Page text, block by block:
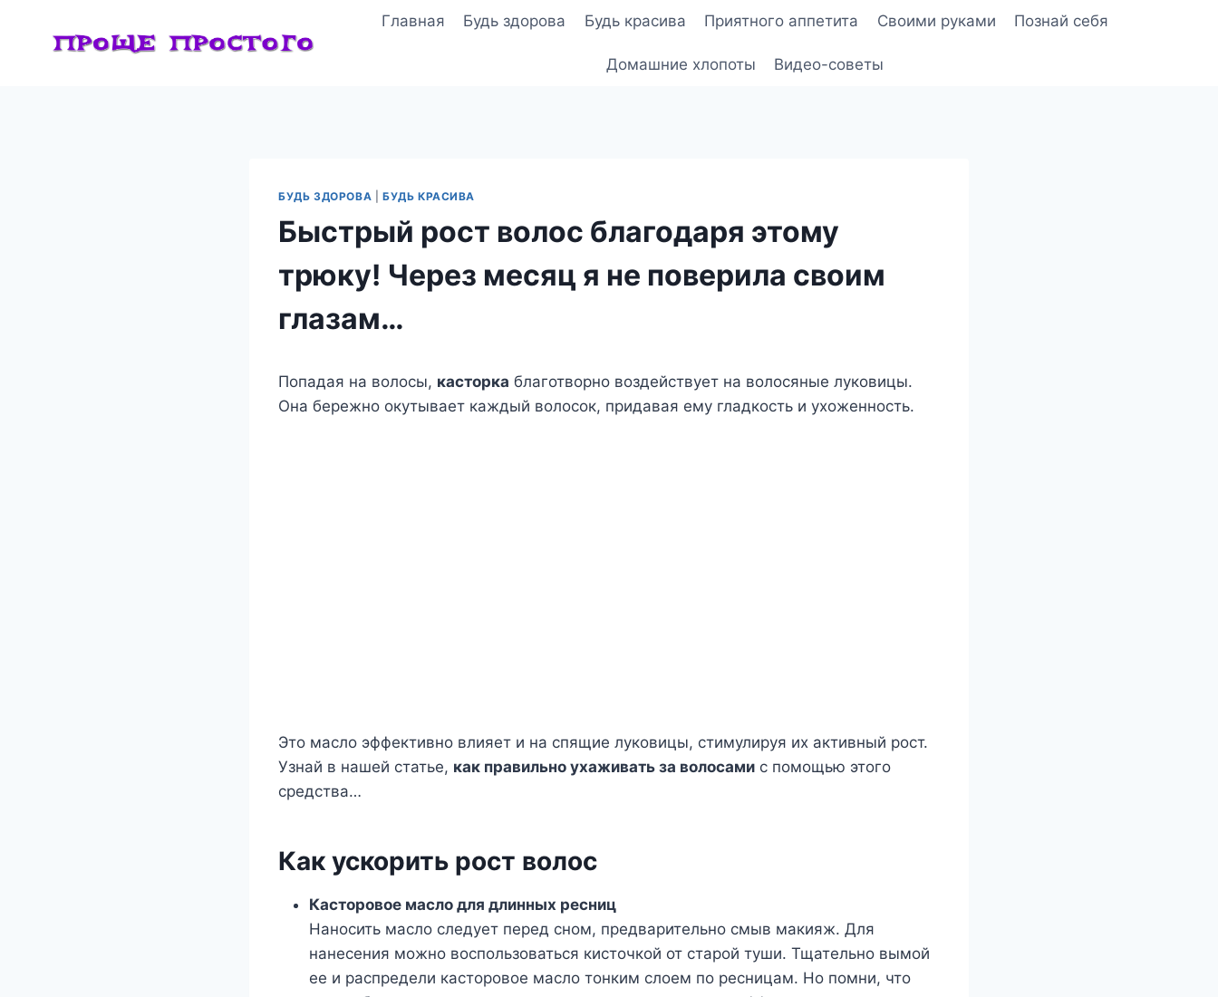
Главная Будь здорова Будь красива Приятного аппетита Своими руками Познай себя
Домашние хлопоты Видео-советы
БУДЬ ЗДОРОВА БУДЬ КРАСИВА
Быстрый рост волос благодаря этому
трюку! Через месяц я не поверила своим
глазам…
Попадая на волосы, касторка благотворно воздействует на волосяные луковицы.
Она бережно окутывает каждый волосок, придавая ему гладкость и ухоженность.
Это масло эффективно влияет и на спящие луковицы, стимулируя их активный рост.
Узнай в нашей статье, как правильно ухаживать за волосами с помощью этого
средства…
Как ускорить рост волос
Касторовое масло для длинных ресниц
Наносить масло следует перед сном, предварительно смыв макияж. Для
нанесения можно воспользоваться кисточкой от старой туши. Тщательно вымой
ее и распредели касторовое масло тонким слоем по ресницам. Но помни, что